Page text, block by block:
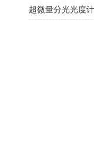
超微量分光光度